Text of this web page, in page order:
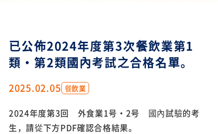
已公佈2024年度第3次餐飲業第1
類・第2類國內考試之合格名單。
2025.02.05 餐飲業
2024年度第3回 外食業1号・2号 國內試驗的考
生，請從下方PDF確認合格結果。